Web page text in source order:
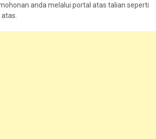
anda melalui portal atas talian seperti